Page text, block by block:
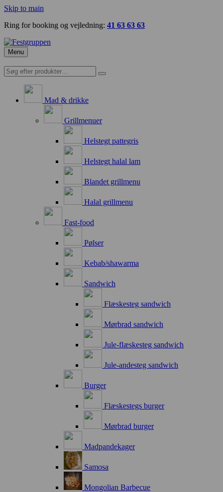
Skip to main
Ring for booking og vejledning: 41 63 63 63
Menu
Mad & drikke
Grillmenuer
Helstegt pattegris
Helstegt halal lam
Blandet grillmenu
Halal grillmenu
Fast-food
Pølser
Kebab/shawarma
Sandwich
Flæskesteg sandwich
Mørbrad sandwich
Jule-flæskesteg sandwich
Jule-andesteg sandwich
Burger
Flæskestegs burger
Mørbrad burger
Madpandekager
Samosa
Mongolian Barbecue